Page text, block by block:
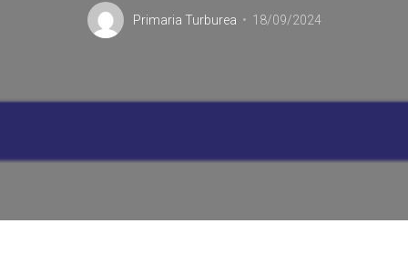
Primaria Turburea 18/09/2024